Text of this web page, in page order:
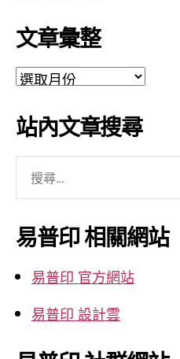
文章彙整
文
彙
整
站內文章搜尋
關
鍵
字:
易普印 相關網站
易普印 官方網站
易普印 設計雲